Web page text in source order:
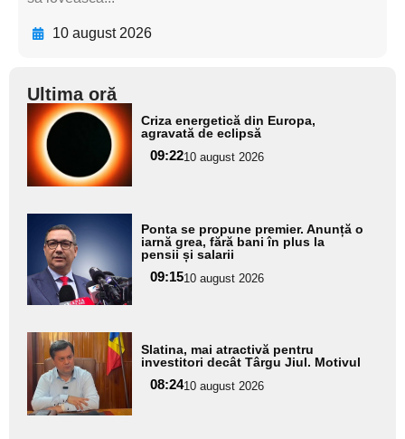
10 august 2026
Ultima oră
Adaugă
aici textul
pentru
subtitlu
Criza energetică din Europa,
agravată de eclipsă
09:2210 august 2026
Adaugă
aici textul
pentru
subtitlu
Ponta se propune premier. Anunță o
iarnă grea, fără bani în plus la
pensii și salarii
09:1510 august 2026
Adaugă
aici textul
pentru
subtitlu
Slatina, mai atractivă pentru
investitori decât Târgu Jiul. Motivul
08:2410 august 2026